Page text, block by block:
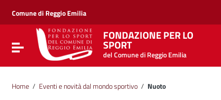
Vai al menu di navigazione
Vai al footer
Comune di Reggio Emilia
Attiva / disattiva la navigazione
FONDAZIONE PER LO
SPORT
del Comune di Reggio Emilia
Home / Eventi e novità dal mondo sportivo / Nuoto